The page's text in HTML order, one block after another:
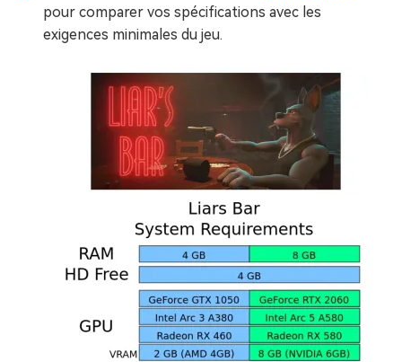
pour comparer vos spécifications avec les
exigences minimales du jeu.